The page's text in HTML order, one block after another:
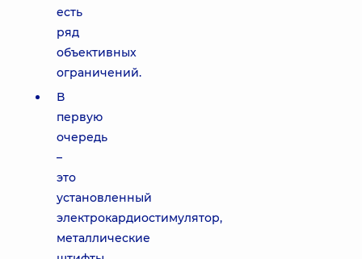
есть
ряд
объективных
ограничений.
В
первую
очередь
–
это
установленный
электрокардиостимулятор,
металлические